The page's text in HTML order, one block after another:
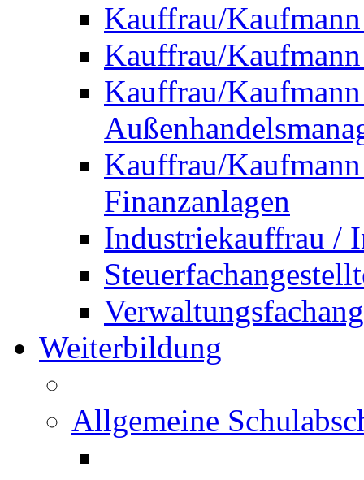
Kauffrau/
Kauffrau/
Kauffrau/
Kauffrau/
Finanzanlagen
Industriekauffrau /
Weiterbildung
Allgemeine